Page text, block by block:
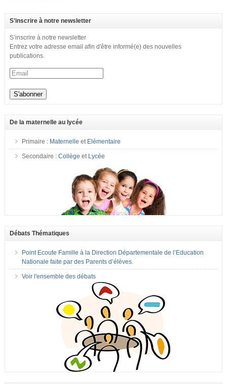
S’inscrire à notre newsletter
S’inscrire à notre newsletter
Entrez votre adresse email afin d'être informé(e) des nouvelles
publications.
De la maternelle au lycée
Primaire : Maternelle et Elémentaire
Secondaire : Collège et Lycée
Débats Thématiques
Point Ecoute Famille à la Direction Départementale de l’Education
Nationale faite par des Parents d’élèves.
Voir l'ensemble des débats